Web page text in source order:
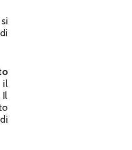
il
Il